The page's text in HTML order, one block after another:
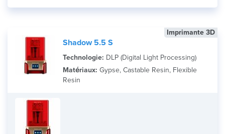
Imprimante 3D
Shadow 5.5 S
Technologie: DLP (Digital Light Processing)
Matériaux: Gypse, Castable Resin, Flexible
Resin